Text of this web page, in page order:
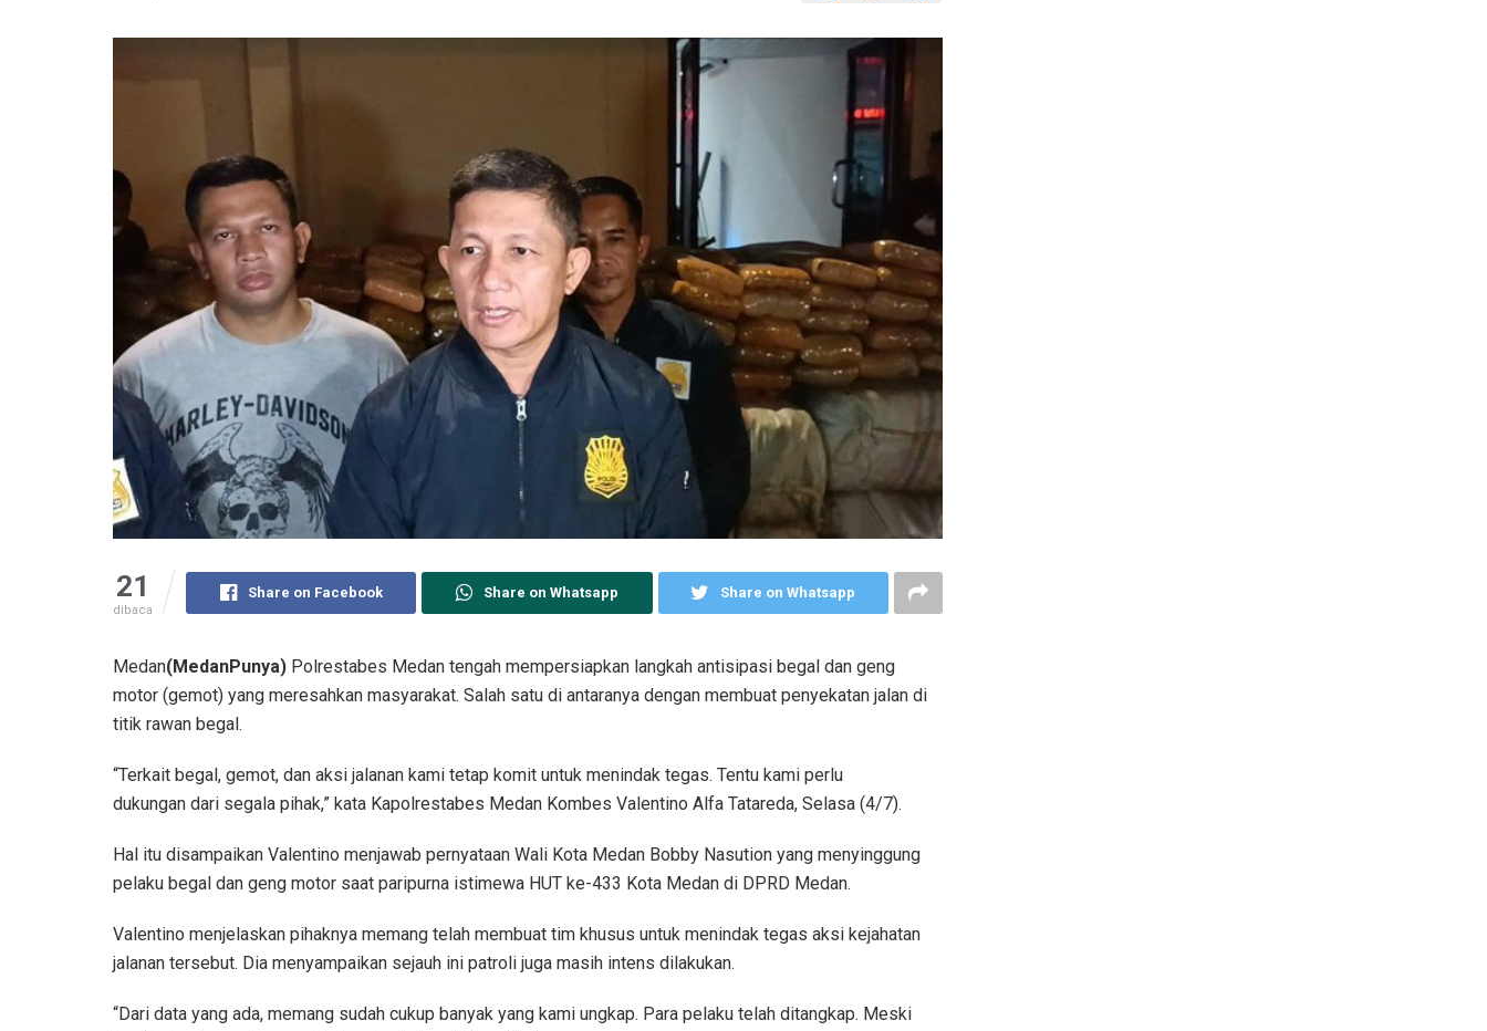
21
dibaca
Share on Facebook Share on Whatsapp Share on Whatsapp
Medan(MedanPunya) Polrestabes Medan tengah mempersiapkan langkah antisipasi begal dan geng
motor (gemot) yang meresahkan masyarakat. Salah satu di antaranya dengan membuat penyekatan jalan di
titik rawan begal.
“Terkait begal, gemot, dan aksi jalanan kami tetap komit untuk menindak tegas. Tentu kami perlu
dukungan dari segala pihak,” kata Kapolrestabes Medan Kombes Valentino Alfa Tatareda, Selasa (4/7).
Hal itu disampaikan Valentino menjawab pernyataan Wali Kota Medan Bobby Nasution yang menyinggung
pelaku begal dan geng motor saat paripurna istimewa HUT ke-433 Kota Medan di DPRD Medan.
Valentino menjelaskan pihaknya memang telah membuat tim khusus untuk menindak tegas aksi kejahatan
jalanan tersebut. Dia menyampaikan sejauh ini patroli juga masih intens dilakukan.
“Dari data yang ada, memang sudah cukup banyak yang kami ungkap. Para pelaku telah ditangkap. Meski